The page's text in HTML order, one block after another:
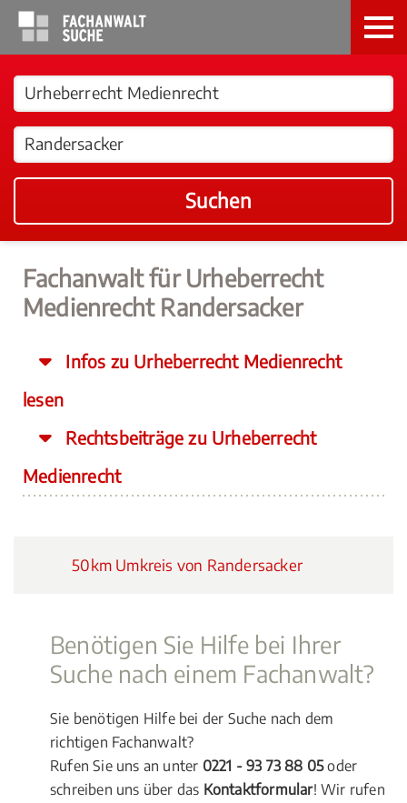
Suchen
Fachanwalt für Urheberrecht
Medienrecht Randersacker
Infos zu Urheberrecht Medienrecht
lesen
Rechtsbeiträge zu Urheberrecht
Medienrecht
50km Umkreis von Randersacker
Benötigen Sie Hilfe bei Ihrer
Suche nach einem Fachanwalt?
Sie benötigen Hilfe bei der Suche nach dem
richtigen Fachanwalt?
Rufen Sie uns an unter 0221 - 93 73 88 05oder
schreiben uns über das Kontaktformular! Wir rufen